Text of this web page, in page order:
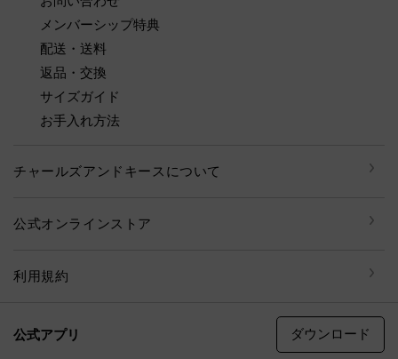
メンバーシップ特典
配送・送料
返品・交換
サイズガイド
お手入れ方法
チャールズアンドキースについて
公式オンラインストア
利用規約
公式アプリ ダウンロード